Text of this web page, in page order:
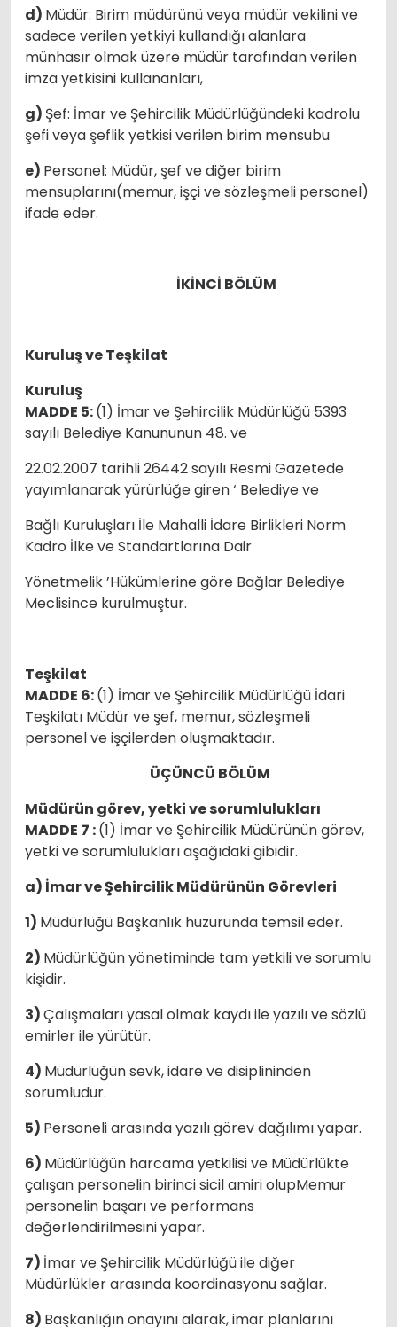
d) Müdür: Birim müdürünü veya müdür vekilini ve
sadece verilen yetkiyi kullandığı alanlara
münhasır olmak üzere müdür tarafından verilen
imza yetkisini kullananları,
g) Şef: İmar ve Şehircilik Müdürlüğündeki kadrolu
şefi veya şeflik yetkisi verilen birim mensubu
e) Personel: Müdür, şef ve diğer birim
mensuplarını(memur, işçi ve sözleşmeli personel)
ifade eder.
İKİNCİ BÖLÜM
Kuruluş ve Teşkilat
Kuruluş
MADDE 5:(1) İmar ve Şehircilik Müdürlüğü 5393
sayılı Belediye Kanununun 48. ve
22.02.2007 tarihli 26442 sayılı Resmi Gazetede
yayımlanarak yürürlüğe giren ‘ Belediye ve
Bağlı Kuruluşları İle Mahalli İdare Birlikleri Norm
Kadro İlke ve Standartlarına Dair
Yönetmelik ’Hükümlerine göre Bağlar Belediye
Meclisince kurulmuştur.
Teşkilat
MADDE 6:(1) İmar ve Şehircilik Müdürlüğü İdari
Teşkilatı Müdür ve şef, memur, sözleşmeli
personel ve işçilerden oluşmaktadır.
ÜÇÜNCÜ BÖLÜM
Müdürün görev, yetki ve sorumlulukları
MADDE 7 :(1) İmar ve Şehircilik Müdürünün görev,
yetki ve sorumlulukları aşağıdaki gibidir.
a) İmar ve Şehircilik Müdürünün Görevleri
1) Müdürlüğü Başkanlık huzurunda temsil eder.
2) Müdürlüğün yönetiminde tam yetkili ve sorumlu
kişidir.
3)Çalışmaları yasal olmak kaydı ile yazılı ve sözlü
emirler ile yürütür.
4) Müdürlüğün sevk, idare ve disiplininden
sorumludur.
5) Personeli arasında yazılı görev dağılımı yapar.
6) Müdürlüğün harcama yetkilisi ve Müdürlükte
çalışan personelin birinci sicil amiri olupMemur
personelin başarı ve performans
değerlendirilmesini yapar.
7) İmar ve Şehircilik Müdürlüğü ile diğer
Müdürlükler arasında koordinasyonu sağlar.
8) Başkanlığın onayını alarak, imar planlarını